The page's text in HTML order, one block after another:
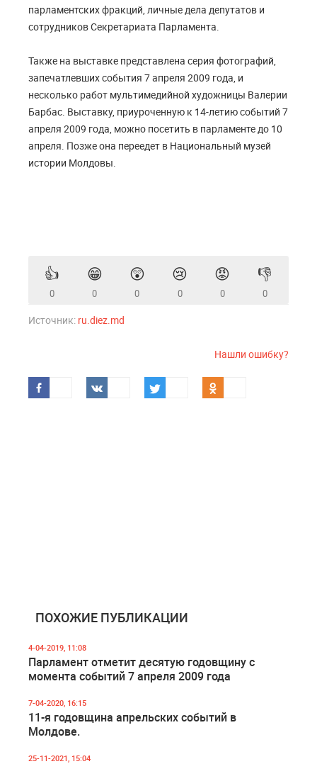
парламентских фракций, личные дела депутатов и
сотрудников Секретариата Парламента.
Также на выставке представлена серия фотографий,
запечатлевших события 7 апреля 2009 года, и
несколько работ мультимедийной художницы Валерии
Барбас. Выставку, приуроченную к 14-летию событий 7
апреля 2009 года, можно посетить в парламенте до 10
апреля. Позже она переедет в Национальный музей
истории Молдовы.
👍
0
😁
0
😲
0
😢
0
😡
0
👎
0
Источник: ru.diez.md
Нашли ошибку?
ПОХОЖИЕ ПУБЛИКАЦИИ
4-04-2019, 11:08
Парламент отметит десятую годовщину с
момента событий 7 апреля 2009 года
7-04-2020, 16:15
11-я годовщина апрельских событий в
Молдове.
25-11-2021, 15:04